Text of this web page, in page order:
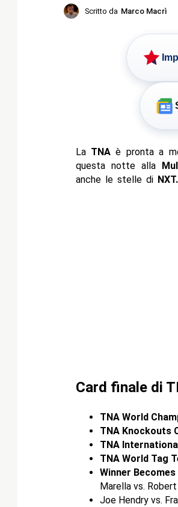
Scritto da Marco Macrì
La TNAè pronta a
questa notte alla
anche le stelle di NXT.
Card finale di
TNA World
TNA Knockouts
TNA
TNA World Tag
Winner
Marella vs.
Joe Hendry vs.